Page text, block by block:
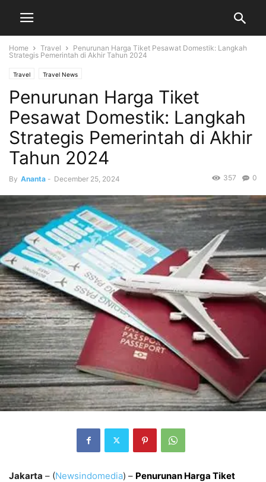
Home Travel
Penurunan Harga Tiket Pesawat Domestik: Langkah
Strategis Pemerintah di Akhir Tahun 2024
Travel Travel News
Penurunan Harga Tiket
Pesawat Domestik: Langkah
Strategis Pemerintah di Akhir
Tahun 2024
By Ananta - December 25, 2024 0
357
Jakarta – (Newsindomedia) – Penurunan Harga Tiket